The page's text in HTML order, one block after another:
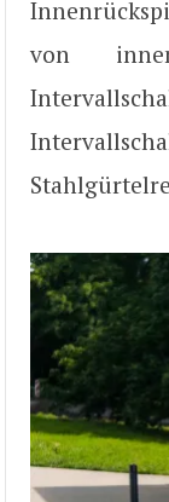
von